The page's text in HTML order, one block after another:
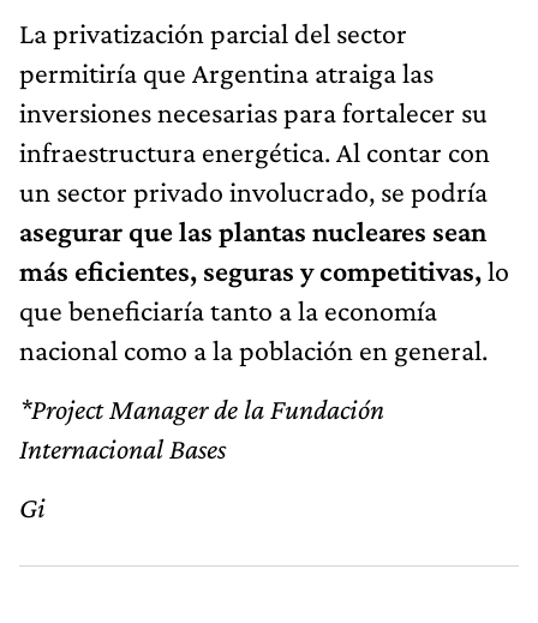
La privatización parcial del sector
permitiría que Argentina atraiga las
inversiones necesarias para fortalecer su
infraestructura energética. Al contar con
un sector privado involucrado, se podría
asegurar que las plantas nucleares sean
más eficientes, seguras y competitivas,lo
que beneficiaría tanto a la economía
nacional como a la población en general.
*Project Manager de la Fundación
Internacional Bases
Gi